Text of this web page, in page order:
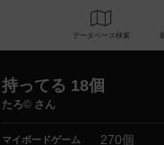
データベース
持ってる 18個
たろ© さん
マイボードゲーム 270個